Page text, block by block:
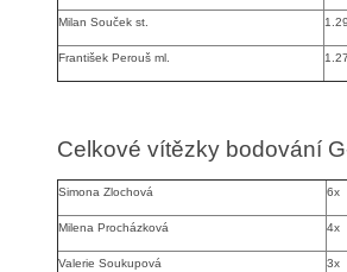
Milan Souček st.
František Perouš ml.
Celkové vítězky
Simona Zlochová 6x
Milena Procházková 4x
Valerie Soukupová 3x